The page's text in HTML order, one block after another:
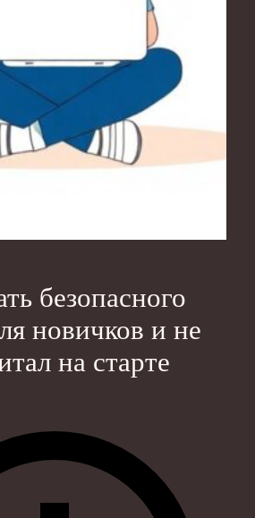
безопасного
новичков и не
на старте